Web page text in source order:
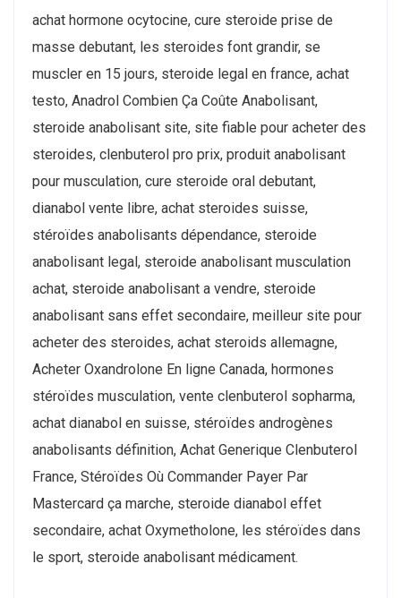
achat hormone ocytocine, cure steroide prise de
masse debutant, les steroides font grandir, se
muscler en 15 jours, steroide legal en france, achat
testo, Anadrol Combien Ça Coûte Anabolisant,
steroide anabolisant site, site fiable pour acheter des
steroides, clenbuterol pro prix, produit anabolisant
pour musculation, cure steroide oral debutant,
dianabol vente libre, achat steroides suisse,
stéroïdes anabolisants dépendance, steroide
anabolisant legal, steroide anabolisant musculation
achat, steroide anabolisant a vendre, steroide
anabolisant sans effet secondaire, meilleur site pour
acheter des steroides, achat steroids allemagne,
Acheter Oxandrolone En ligne Canada, hormones
stéroïdes musculation, vente clenbuterol sopharma,
achat dianabol en suisse, stéroïdes androgènes
anabolisants définition, Achat Generique Clenbuterol
France, Stéroïdes Où Commander Payer Par
Mastercard ça marche, steroide dianabol effet
secondaire, achat Oxymetholone, les stéroïdes dans
le sport, steroide anabolisant médicament.